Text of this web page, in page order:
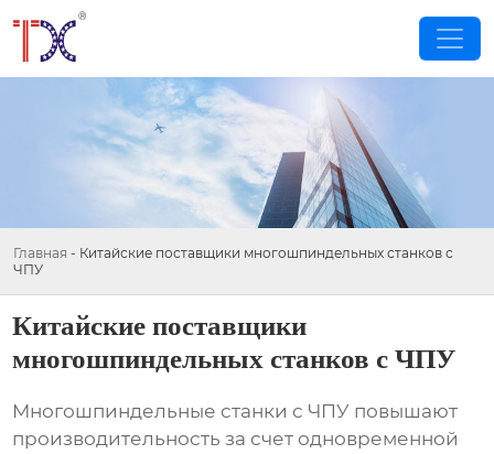
Главная - Китайские поставщики многошпиндельных станков с
ЧПУ
Китайские поставщики
многошпиндельных станков с ЧПУ
Многошпиндельные станки с ЧПУ повышают
производительность за счет одновременной